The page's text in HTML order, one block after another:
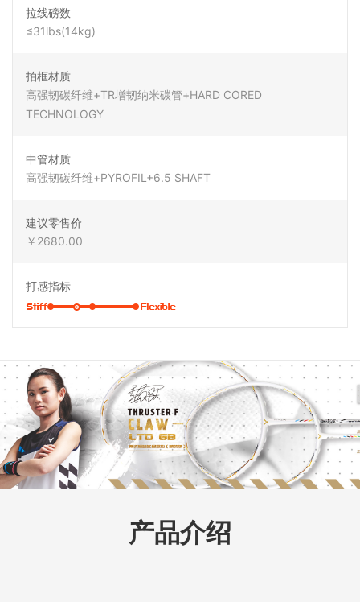
拉线磅数
≤31lbs(14kg)
拍框材质
高强韧碳纤维+TR增韧纳米碳管+HARD CORED
TECHNOLOGY
中管材质
高强韧碳纤维+PYROFIL+6.5 SHAFT
建议零售价
￥2680.00
打感指标
产品介绍